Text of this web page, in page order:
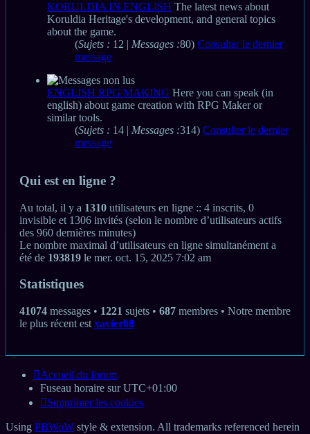
KORULDIA IN ENGLISH The latest news about
Koruldia Heritage's development, and general topics
about the game.
(Sujets : 12 | Messages :80) Consulter le dernier
message
ENGLISH RPG MAKING Here you can speak (in
english) about game creation with RPG Maker or
similar tools.
(Sujets : 14 | Messages :314) Consulter le dernier
message
Qui est en ligne ?
Au total, il y a 1310 utilisateurs en ligne :: 4 inscrits, 0
invisible et 1306 invités (selon le nombre d’utilisateurs actifs
des 960 dernières minutes)
Le nombre maximal d’utilisateurs en ligne simultanément a
été de 193819 le mer. oct. 15, 2025 7:02 am
Statistiques
41074 messages • 1221 sujets • 687 membres • Notre membre
le plus récent est xavier08
Accueil du forum
Fuseau horaire surUTC+01:00
Supprimer les cookies
Using PBWoW style & extension. All trademarks referenced herein